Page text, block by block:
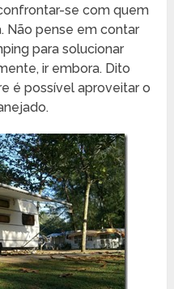
se com quem
Não pense em contar
para solucionar
ir embora. Dito
é possível aproveitar o